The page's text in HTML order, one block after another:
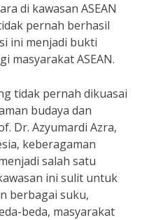
di kawasan ASEAN
pernah berhasil
ini menjadi bukti
masyarakat ASEAN.
tidak pernah dikuasai
budaya dan
Dr. Azyumardi Azra,
keberagaman
salah satu
ini sulit untuk
berbagai suku,
beda, masyarakat